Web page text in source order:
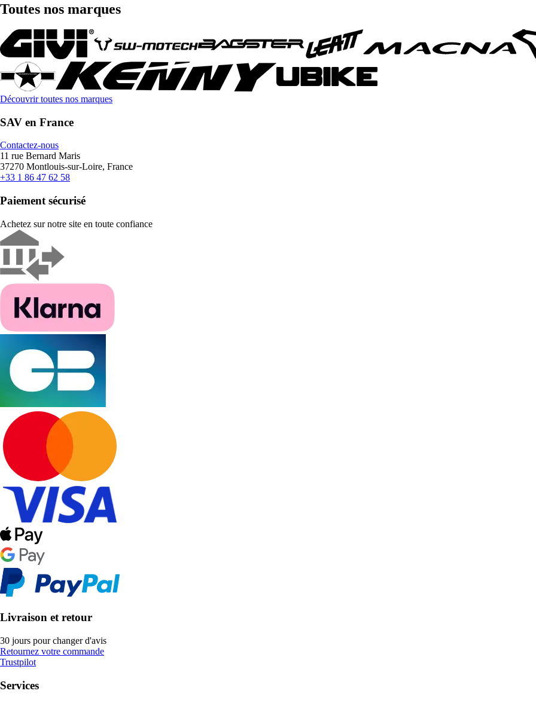
Toutes nos marques
Découvrir toutes nos marques
SAV en France
Contactez-nous
11 rue Bernard Maris
37270 Montlouis-sur-Loire, France
+33 1 86 47 62 58
Paiement sécurisé
Achetez sur notre site en toute confiance
Livraison et retour
30 jours pour changer d'avis
Retournez votre commande
Trustpilot
Services